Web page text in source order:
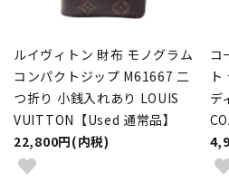
ルイヴィトン 財布 モノグラム
コンパクトジップ M61667 二
つ折り 小銭入れあり LOUIS
VUITTON【Used 通常品】
22,800円(内税)
コ
デ